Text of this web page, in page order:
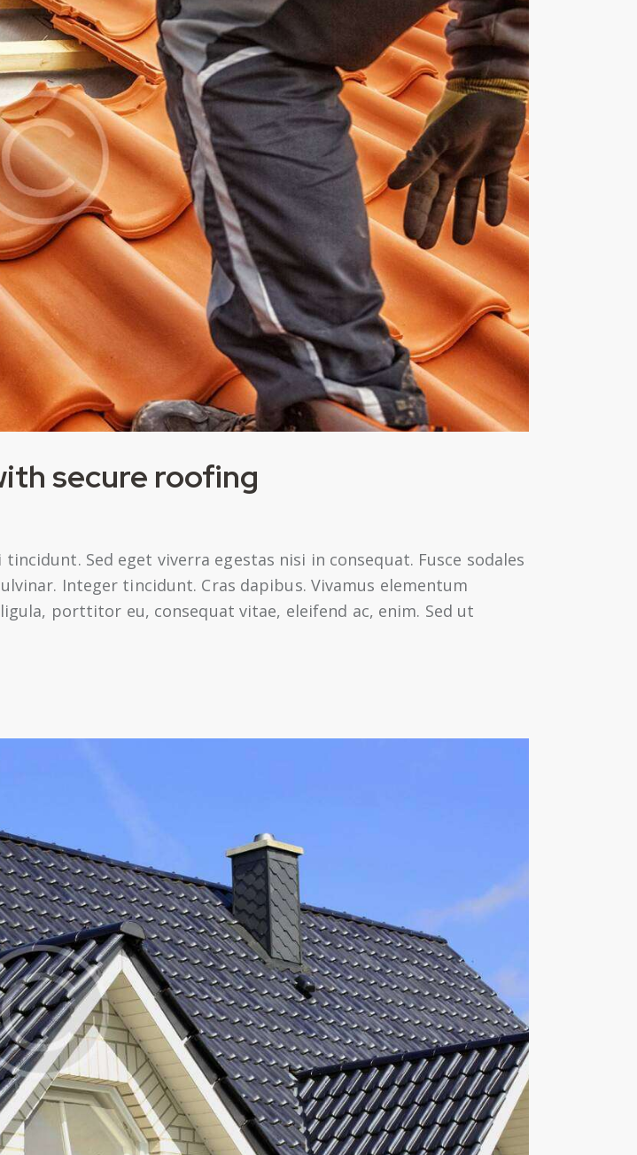
secure roofing
Sed eget viverra egestas nisi in consequat. Fusce sodales
Integer tincidunt. Cras dapibus. Vivamus elementum
porttitor eu, consequat vitae, eleifend ac, enim. Sed ut